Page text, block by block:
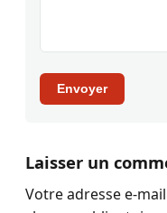
Envoyer
Laisser un
Votre adresse e-